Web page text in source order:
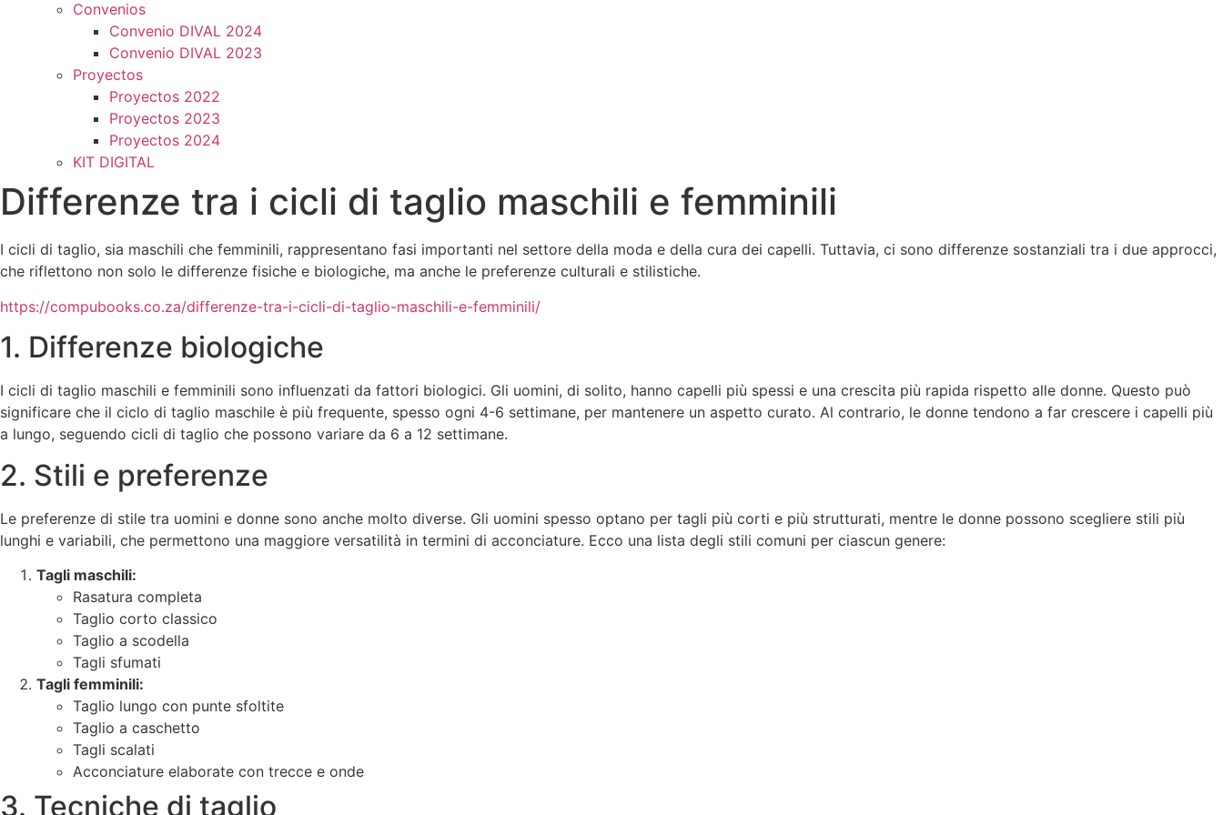
Convenios
Convenio DIVAL 2024
Convenio DIVAL 2023
Proyectos
Proyectos 2022
Proyectos 2023
Proyectos 2024
KIT DIGITAL
Differenze tra i cicli di taglio maschili e femminili
I cicli di taglio, sia maschili che femminili, rappresentano fasi importanti nel settore della moda e della cura dei capelli. Tuttavia, ci sono differenze sostanziali tra i due approcci,
che riflettono non solo le differenze fisiche e biologiche, ma anche le preferenze culturali e stilistiche.
https://compubooks.co.za/differenze-tra-i-cicli-di-taglio-maschili-e-femminili/
1. Differenze biologiche
I cicli di taglio maschili e femminili sono influenzati da fattori biologici. Gli uomini, di solito, hanno capelli più spessi e una crescita più rapida rispetto alle donne. Questo può
significare che il ciclo di taglio maschile è più frequente, spesso ogni 4-6 settimane, per mantenere un aspetto curato. Al contrario, le donne tendono a far crescere i capelli più
a lungo, seguendo cicli di taglio che possono variare da 6 a 12 settimane.
2. Stili e preferenze
Le preferenze di stile tra uomini e donne sono anche molto diverse. Gli uomini spesso optano per tagli più corti e più strutturati, mentre le donne possono scegliere stili più
lunghi e variabili, che permettono una maggiore versatilità in termini di acconciature. Ecco una lista degli stili comuni per ciascun genere:
Tagli maschili:
Rasatura completa
Taglio corto classico
Taglio a scodella
Tagli sfumati
Tagli femminili:
Taglio lungo con punte sfoltite
Taglio a caschetto
Tagli scalati
Acconciature elaborate con trecce e onde
3. Tecniche di taglio